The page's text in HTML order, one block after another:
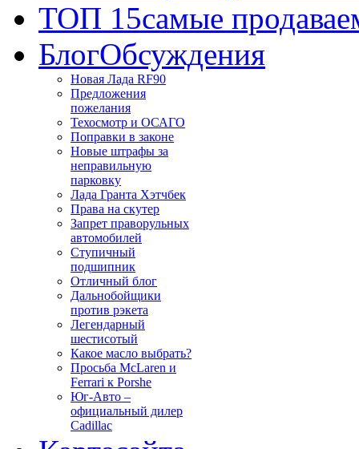
ТОП 15самые
БлогОбсуждения
Новая Лада RF90
Предложения
пожелания
Техосмотр и ОСАГО
Поправки в законе
Новые штрафы за
неправильную
парковку
Лада Гранта Хэтчбек
Права на скутер
Запрет праворульных
автомобилей
Ступичный
подшипник
Отличный блог
Дальнобойщики
против рэкета
Легендарный
шестисотый
Какое масло выбрать?
Просьба McLaren и
Ferrari к Porshe
Юг-Авто –
официальный дилер
Cadillac